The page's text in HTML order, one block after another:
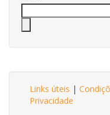
Links úteis |
Privacidade